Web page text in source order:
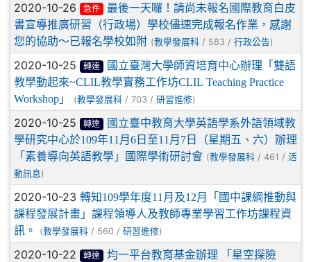
2020-10-26 急件
最後一天囉！請尚未報名國際教育白皮
書宣導推廣研習（行政場）學校儘速完成報名作業，感謝
您的協助～已報名學校如附 (教學發展科 / 583 / 行政公告)
2020-10-25 轉達
國立臺灣大學師資培育中心辦理「雙語
教學動起來~CLIL教學實務工作坊CLIL Teaching Practice
Workshop」
(教學發展科 / 703 / 研習進修)
2020-10-25 轉達
國立臺中教育大學英語學系外語領域教
學研究中心於109年11月6日至11月7日（星期五、六）辦理
「素養導向英語教學」國際學術研討會 (教學發展科 / 461 / 活
動訊息 )
2020-10-23 轉知109學年度11月及12月「國中課綱推動與
課程發展計畫」課程領導人及教師專業學習工作坊課程資
訊。
(教學發展科 / 560 / 研習進修)
2020-10-22 轉達
均一平台教育基金辦理 「星空探險